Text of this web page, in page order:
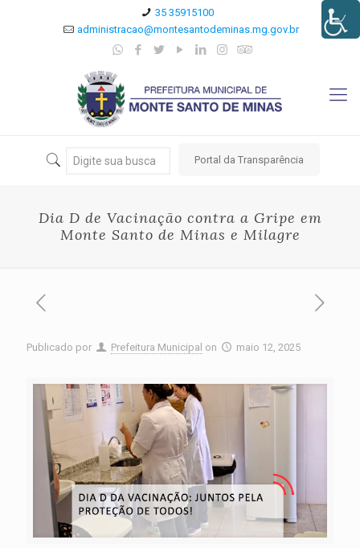
35 35915100
administracao@montesantodeminas.mg.gov.br
Portal da Transparência
Dia D de Vacinação contra a Gripe em
Monte Santo de Minas e Milagre
Publicado por Prefeitura Municipal on maio 12, 2025